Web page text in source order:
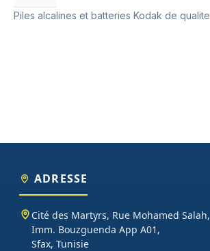
Piles alcalines et batteries Kodak de qualite
ADRESSE
Cité des Martyrs, Rue Mohamed Salah,
Imm. Bouzguenda App A01,
Sfax, Tunisie